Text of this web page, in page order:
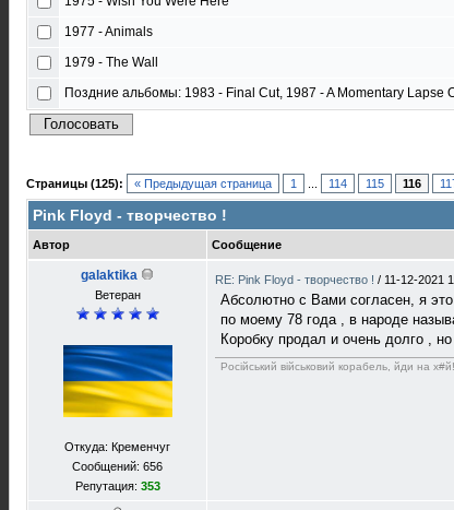
1977 - Animals
1979 - The Wall
Поздние альбомы: 1983 - Final Cut, 1987 - A Momentary Lapse
Страницы (125): « Предыдущая страница 1 114 115 116
Pink Floyd - творчество !
Автор Сообщение
galaktika
Ветеран
Откуда: Кременчуг
Сообщений: 656
Репутация: 353
RE: Pink Floyd - творчество ! / 11-12-2021
Абсолютно с Вами согласен, я
по моему 78 года , в народе
Коробку продал и очень долго ,
Російський військовий корабель, йди на